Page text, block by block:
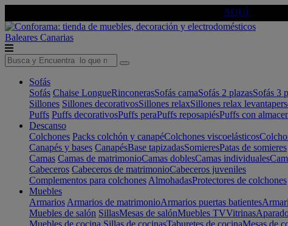
AQUÍ
Baleares Canarias
Sofás
Sofás Chaise LongueRinconerasSofás camaSofás 2 plazasSofás 3
Sillones Sillones decorativosSillones relaxSillones relax
Puffs Puffs decorativosPuffs peraPuffs reposapiésPuffs con
Descanso
Colchones Packs colchón y canapéColchones viscoelásticos
Canapés y bases CanapésBase tapizadasSomieresPatas de somieres
Camas Camas de matrimonioCamas doblesCamas individuales
Cabeceros Cabeceros de matrimonioCabeceros juveniles
Complementos para colchones AlmohadasProtectores de colchones
Muebles
Armarios Armarios de matrimonioArmarios puertas batientes
Muebles de salón SillasMesas de salónMuebles TVVitrinas
Muebles de cocina Sillas de cocinasTaburetes de cocinaMesas de